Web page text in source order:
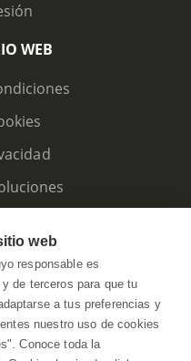
WEB
web
responsable es
de terceros para que tu
a tus preferencias y
nuestro uso de cookies
Conoce toda la